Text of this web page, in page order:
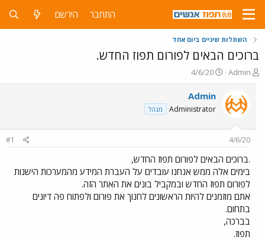
התחבר הירשם
השתלות שיניים ביום אחד
ברוכים הבאים לפורום תפוז החדש.
פ
ו
ח
ו
ש
א
Admin
פ
ו
ר
ם
ר
י
ך
4/6/20
Admin
Administrator מנהל
4/6/20
#1
.ברוכים הבאים לפורום תפוז החדש,
בימים אלה ממש אנחנו עובדים על העברת המידע מהמערכות הישנות
לפורום תפוז החדש ובמקביל בונים את האתר הזה.
אתם מוזמנים להיות הראשונים לחנוך את פורום ולפתוח פה דיונים
בתחום.
בברכה,
תפוז.